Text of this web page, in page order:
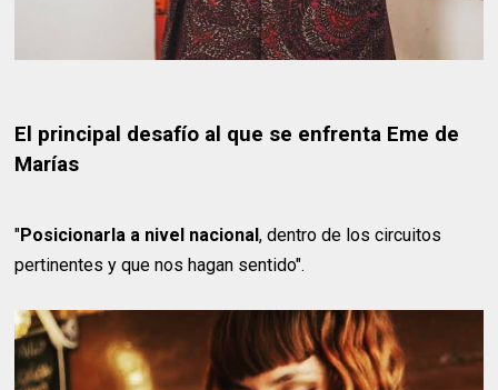
El principal desafío al que se enfrenta Eme de
Marías
"Posicionarla a nivel nacional, dentro de los circuitos
pertinentes y que nos hagan sentido".